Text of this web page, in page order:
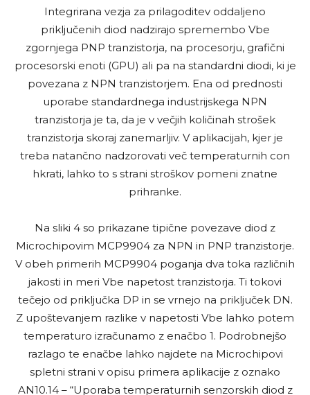
Integrirana vezja za prilagoditev oddaljeno
priključenih diod nadzirajo spremembo Vbe
zgornjega PNP tranzistorja, na procesorju, grafični
procesorski enoti (GPU) ali pa na standardni diodi, ki je
povezana z NPN tranzistorjem. Ena od prednosti
uporabe standardnega industrijskega NPN
tranzistorja je ta, da je v večjih količinah strošek
tranzistorja skoraj zanemarljiv. V aplikacijah, kjer je
treba natančno nadzorovati več temperaturnih con
hkrati, lahko to s strani stroškov pomeni znatne
prihranke.
Na sliki 4 so prikazane tipične povezave diod z
Microchipovim MCP9904 za NPN in PNP tranzistorje.
V obeh primerih MCP9904 poganja dva toka različnih
jakosti in meri Vbe napetost tranzistorja. Ti tokovi
tečejo od priključka DP in se vrnejo na priključek DN.
Z upoštevanjem razlike v napetosti Vbe lahko potem
temperaturo izračunamo z enačbo 1. Podrobnejšo
razlago te enačbe lahko najdete na Microchipovi
spletni strani v opisu primera aplikacije z oznako
AN10.14 – “Uporaba temperaturnih senzorskih diod z